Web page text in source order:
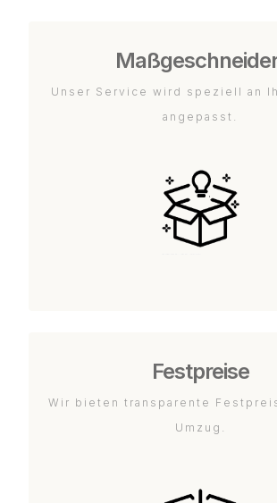
Unser Service wird speziell an
angepasst.
Festpreise
Wir bieten transparente
Umzug.